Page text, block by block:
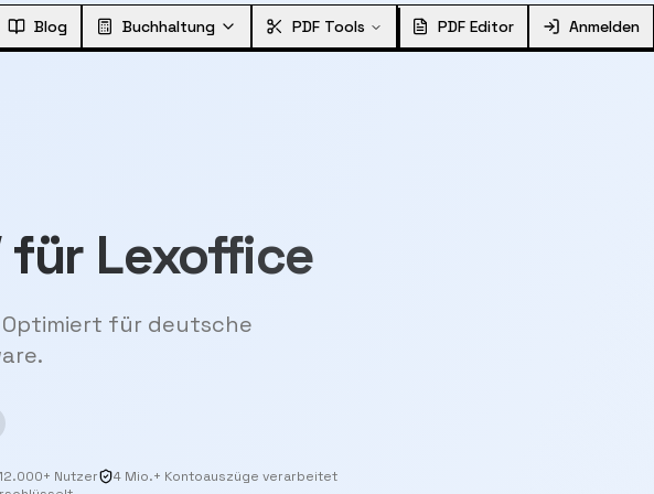
Blog Buchhaltung PDF Tools PDF Editor Anmelden
für Lexoffice
Optimiert für deutsche
Nutzer
4 Mio.+ Kontoauszüge verarbeitet